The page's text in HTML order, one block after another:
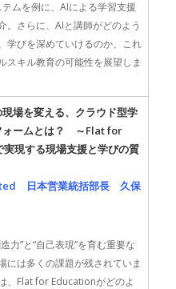
ムを例に、AIによる学習支援
。さらに、AIと講師がどのよう
学びを深めていけるのか、これ
スキル教育の可能性を展望しま
現場を変える、クラウド型学
ォームとは？ ～Flat for
現する現場支援と学びの質
日本営業統括部長 久保
力”と“自己表現”を育む重要な
には多くの課題が残されていま
、Flat for Educationがどのよ